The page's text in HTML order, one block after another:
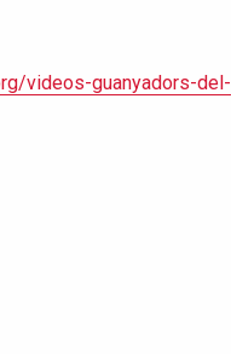
videos-guanyadors-del-